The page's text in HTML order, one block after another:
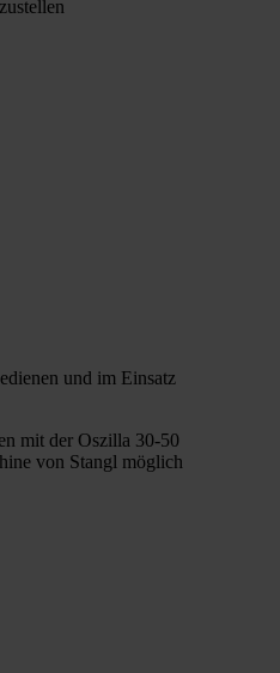
und im Einsatz